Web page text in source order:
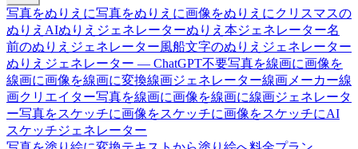
写真をぬりえに写真をぬりえに画像をぬりえに クリスマスの
ぬりえ AIぬりえジェネレーターぬりえ本ジェネレーター名
前のぬりえジェネレーター風船文字のぬりえジェネレーター
ぬりえジェネレーター — ChatGPT不要写真を線画に画像を
線画に画像を線画に変換線画ジェネレーター線画メーカー線
画クリエイター写真を線画に画像を線画に線画ジェネレータ
ー写真をスケッチに画像をスケッチに画像をスケッチにAI
スケッチジェネレーター